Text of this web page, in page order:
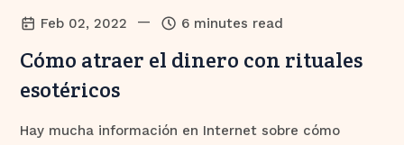
Feb 02, 2022 — 6 minutes read
Cómo atraer el dinero con rituales
esotéricos
Hay mucha información en Internet sobre cómo